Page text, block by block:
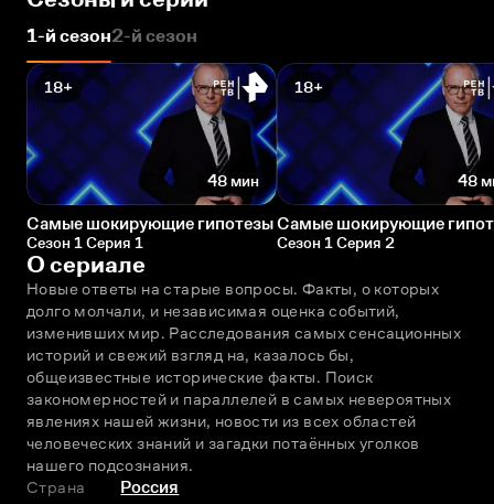
1-й сезон2-й сезон
18+
48 мин
Самые шокирующие гипотезы
Сезон 1 Серия 1
18+
48
Самые шокирующие
Сезон 1 Серия 2
О сериале
Новые ответы на старые вопросы. Факты, о которых
долго молчали, и независимая оценка событий,
изменивших мир. Расследования самых сенсационных
историй и свежий взгляд на, казалось бы,
общеизвестные исторические факты. Поиск
закономерностей и параллелей в самых невероятных
явлениях нашей жизни, новости из всех областей
человеческих знаний и загадки потаённых уголков
нашего подсознания.
Страна
Россия